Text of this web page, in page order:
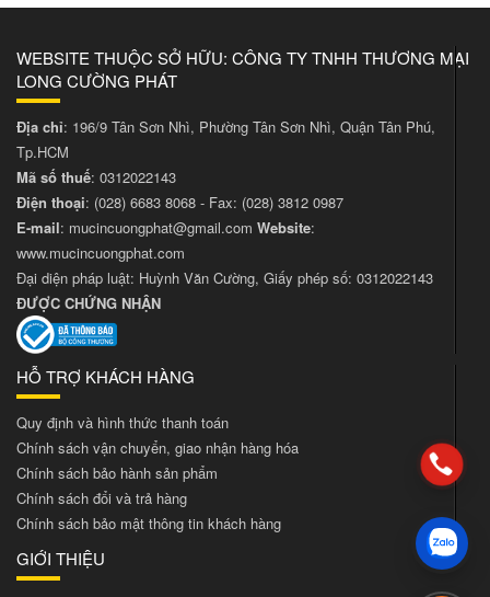
WEBSITE THUỘC SỞ HỮU: CÔNG TY TNHH THƯƠNG MẠI
LONG CƯỜNG PHÁT
Địa chỉ: 196/9 Tân Sơn Nhì, Phường Tân Sơn Nhì, Quận Tân Phú,
Tp.HCM
Mã số thuế: 0312022143
Điện thoại: (028) 6683 8068 - Fax: (028) 3812 0987
E-mail: mucincuongphat@gmail.com Website:
www.mucincuongphat.com
Đại diện pháp luật: Huỳnh Văn Cường, Giấy phép số: 0312022143
ĐƯỢC CHỨNG NHẬN
HỖ TRỢ KHÁCH HÀNG
Quy định và hình thức thanh toán
Chính sách vận chuyển, giao nhận hàng hóa
Chính sách bảo hành sản phẩm
Chính sách đổi và trả hàng
Chính sách bảo mật thông tin khách hàng
GIỚI THIỆU